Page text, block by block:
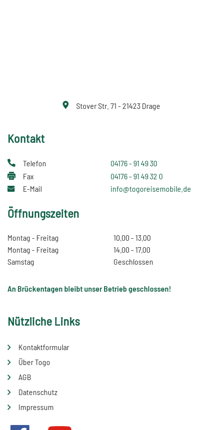
Stover Str. 71 - 21423 Drage
Kontakt
Telefon
04176 - 91 49 30
Fax
04176 - 91 49 32 0
E-Mail
info@togoreisemobile.de
Öffnungszeiten
Montag - Freitag
10.00 - 13.00
Montag - Freitag
14.00 - 17.00
Samstag
Geschlossen
An Brückentagen bleibt unser Betrieb geschlossen!
Nützliche Links
Kontaktformular
Über Togo
AGB
Datenschutz
Impressum